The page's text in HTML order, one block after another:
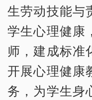
生劳动技能与
学生心理健康
师，建成标准
开展心理健康
务，为学生身